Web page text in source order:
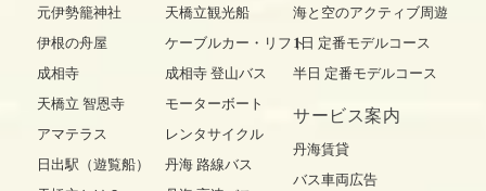
元伊勢籠神社
伊根の舟屋
成相寺
天橋立 智恩寺
アマテラス
日出駅（遊覧船）
天橋立観光船
ケーブルカー・リフト
成相寺 登山バス
モーターボート
レンタサイクル
丹海 路線バス
海と空のアクティブ周遊
1日 定番モデルコース
半日 定番モデルコース
サービス案内
丹海賃貸
バス車両広告